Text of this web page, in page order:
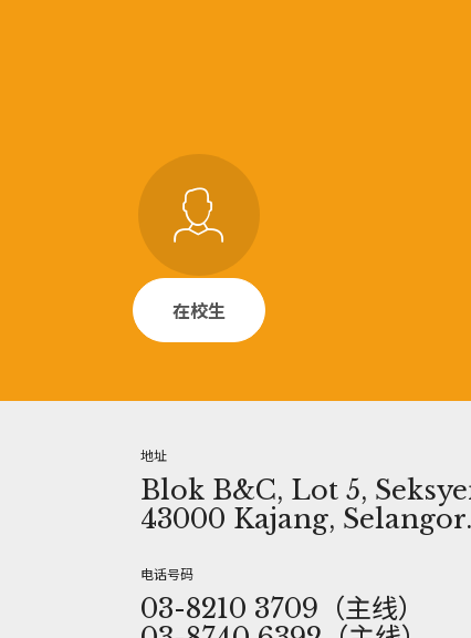
在校生
地址
Blok B&C, Lot 5,
43000 Kajang, Selangor.
电话号码
03-8210 3709（主线）